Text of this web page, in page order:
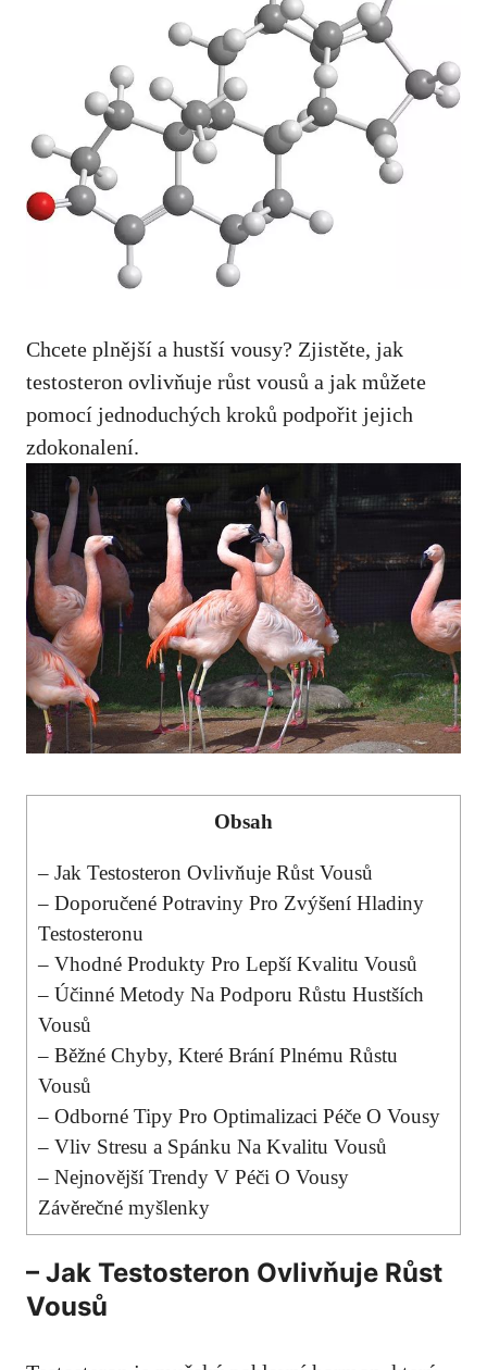
Chcete plnější a hustší vousy? Zjistěte, jak
testosteron ovlivňuje růst vousů a jak můžete
pomocí jednoduchých kroků podpořit jejich
zdokonalení.
Obsah
– Jak Testosteron Ovlivňuje⁤ Růst Vousů
– Doporučené Potraviny Pro Zvýšení Hladiny
Testosteronu
– ⁢Vhodné Produkty Pro Lepší Kvalitu Vousů
– Účinné Metody Na Podporu Růstu Hustších
Vousů
– Běžné Chyby, Které Brání Plnému Růstu
Vousů
– Odborné Tipy Pro Optimalizaci Péče O Vousy
– Vliv‍ Stresu a Spánku Na Kvalitu Vousů
– Nejnovější Trendy ​V Péči O Vousy
Závěrečné myšlenky
– Jak Testosteron Ovlivňuje⁤ Růst
Vousů